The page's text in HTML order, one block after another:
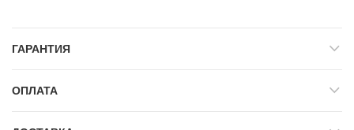
ГАРАНТИЯ
ОПЛАТА